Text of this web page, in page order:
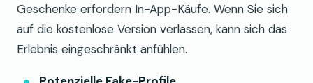
Geschenke erfordern In-App-Käufe. Wenn Sie sich
auf die kostenlose Version verlassen, kann sich das
Erlebnis eingeschränkt anfühlen.